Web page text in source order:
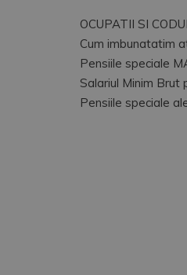
OCUPATII SI
Cum imbunatatim
Pensiile speciale
Salariul Minim Brut
Pensiile speciale